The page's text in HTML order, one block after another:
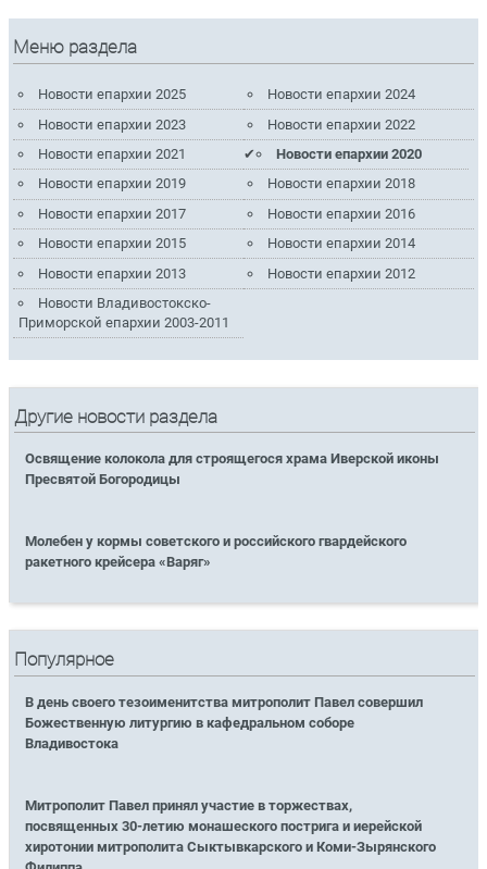
Меню раздела
Новости епархии 2025
Новости епархии 2024
Новости епархии 2023
Новости епархии 2022
Новости епархии 2021
Новости епархии 2020
Новости епархии 2019
Новости епархии 2018
Новости епархии 2017
Новости епархии 2016
Новости епархии 2015
Новости епархии 2014
Новости епархии 2013
Новости епархии 2012
Новости Владивостокско-
Приморской епархии 2003-2011
Другие новости раздела
Освящение колокола для строящегося храма Иверской иконы
Пресвятой Богородицы
Молебен у кормы советского и российского гвардейского
ракетного крейсера «Варяг»
Популярное
В день своего тезоименитства митрополит Павел совершил
Божественную литургию в кафедральном соборе
Владивостока
Митрополит Павел принял участие в торжествах,
посвященных 30-летию монашеского пострига и иерейской
хиротонии митрополита Сыктывкарского и Коми-Зырянского